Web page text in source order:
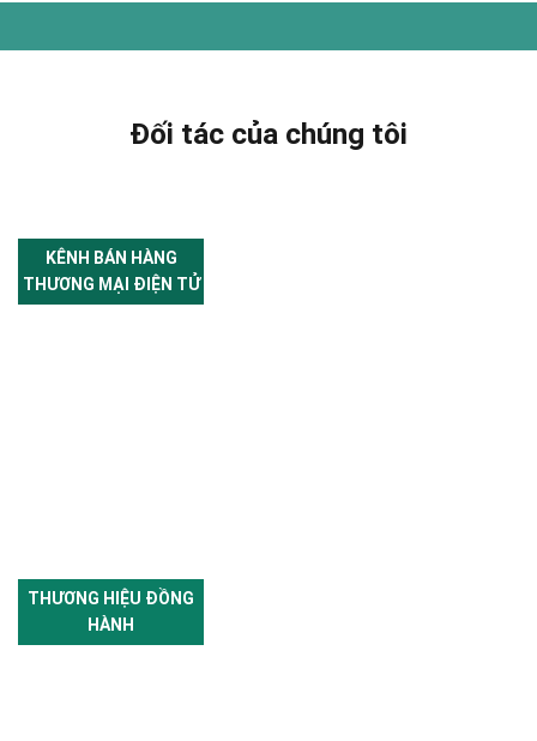
Đối tác của chúng tôi
KÊNH BÁN HÀNG
THƯƠNG MẠI ĐIỆN TỬ
THƯƠNG HIỆU ĐỒNG
HÀNH